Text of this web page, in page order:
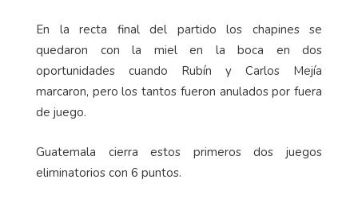
En la recta final del partido los chapines se
quedaron con la miel en la boca en dos
oportunidades cuando Rubín y Carlos Mejía
marcaron, pero los tantos fueron anulados por fuera
de juego.
Guatemala cierra estos primeros dos juegos
eliminatorios con 6 puntos.